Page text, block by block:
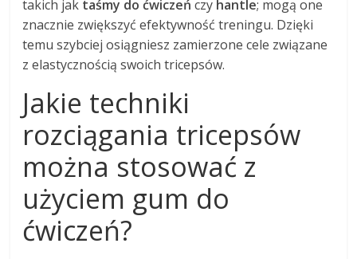
takich jak taśmy do ćwiczeń czy hantle; mogą one
znacznie zwiększyć efektywność treningu. Dzięki
temu szybciej osiągniesz zamierzone cele związane
z elastycznością swoich tricepsów.
Jakie techniki
rozciągania tricepsów
można stosować z
użyciem gum do
ćwiczeń?